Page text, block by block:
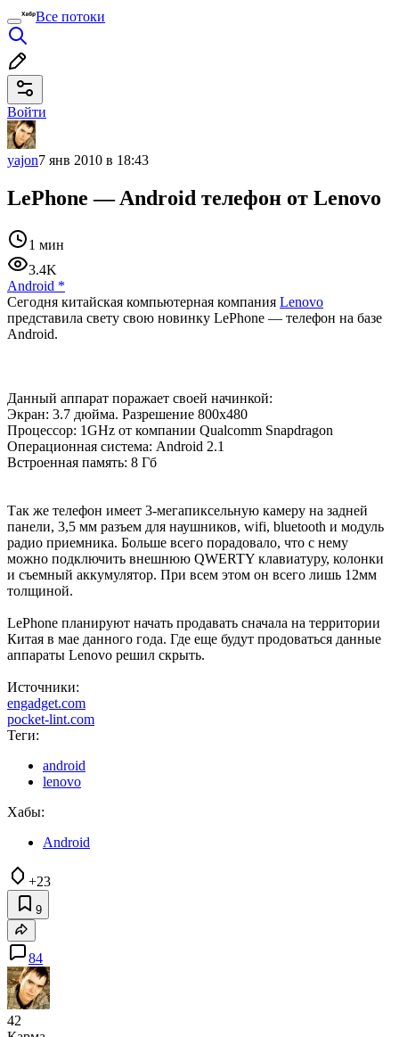
Все потоки
Войти
yajon7 янв 2010 в 18:43
LePhone — Android телефон от Lenovo
1 мин
3.4K
Android *
Сегодня китайская компьютерная компания Lenovo
представила свету свою новинку LePhone — телефон на базе
Android.
Данный аппарат поражает своей начинкой:
Экран: 3.7 дюйма. Разрешение 800х480
Процессор: 1GHz от компании Qualcomm Snapdragon
Операционная система: Android 2.1
Встроенная память: 8 Гб
Так же телефон имеет 3-мегапиксельную камеру на задней
панели, 3,5 мм разъем для наушников, wifi, bluetooth и модуль
радио приемника. Больше всего порадовало, что с нему
можно подключить внешнюю QWERTY клавиатуру, колонки
и съемный аккумулятор. При всем этом он всего лишь 12мм
толщиной.
LePhone планируют начать продавать сначала на территории
Китая в мае данного года. Где еще будут продоваться данные
аппараты Lenovo решил скрыть.
Источники:
engadget.com
pocket-lint.com
Теги:
android
lenovo
Хабы:
Android
+23
9
84
42